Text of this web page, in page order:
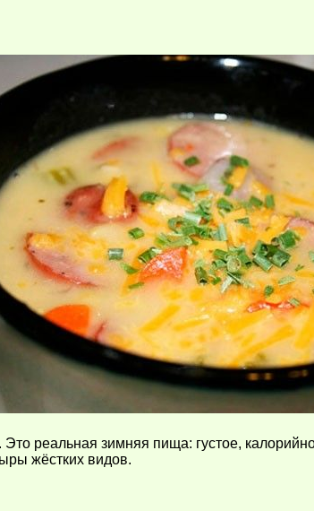
реальная зимняя пища: густое,
жёстких видов.